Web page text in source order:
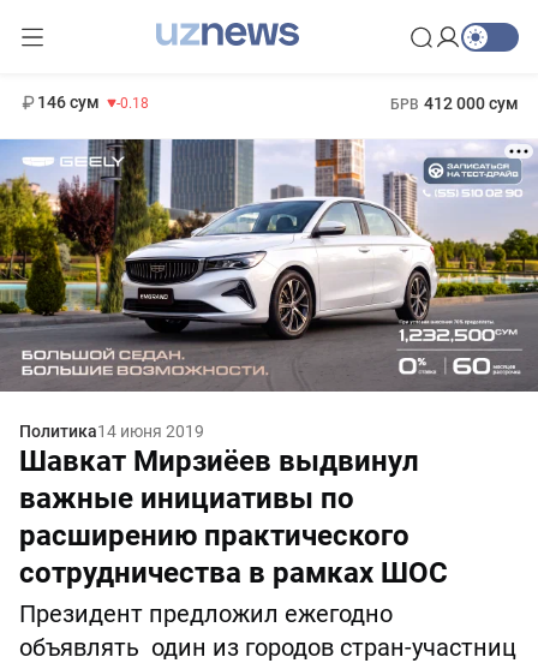
146 сум -0.18 БРВ 412 000 сум
Политика14 июня 2019
Шавкат Мирзиёев выдвинул
важные инициативы по
расширению практического
сотрудничества в рамках ШОС
Президент предложил ежегодно
объявлять один из городов стран-участниц